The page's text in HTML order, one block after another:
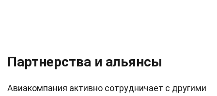
Партнерства и альянсы
Авиакомпания активно сотрудничает с другими